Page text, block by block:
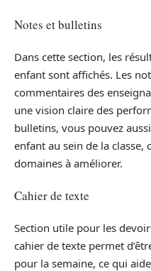
Notes et bulletins
Dans cette section, les
enfant sont affichés. Les
commentaires des
une vision claire des
bulletins, vous pouvez
enfant au sein de la classe,
domaines à améliorer.
Cahier de texte
Section utile pour les
cahier de texte permet
pour la semaine, ce qui